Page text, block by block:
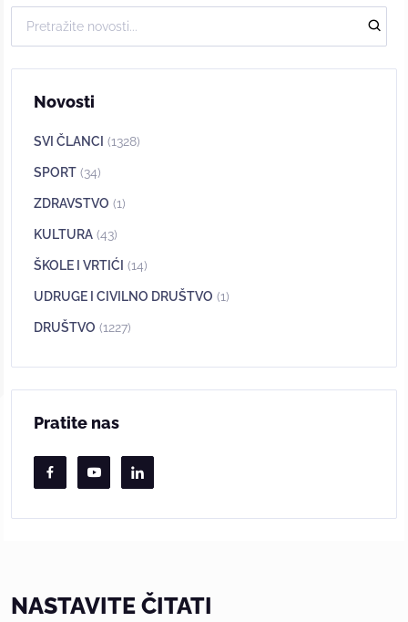
Novosti
SVI ČLANCI (1328)
SPORT (34)
ZDRAVSTVO (1)
KULTURA (43)
ŠKOLE I VRTIĆI (14)
UDRUGE I CIVILNO DRUŠTVO (1)
DRUŠTVO (1227)
Pratite nas
NASTAVITE ČITATI